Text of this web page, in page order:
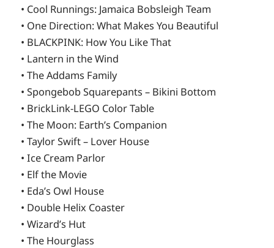
• Cool Runnings: Jamaica Bobsleigh Team
• One Direction: What Makes You Beautiful
• BLACKPINK: How You Like That
• Lantern in the Wind
• The Addams Family
• Spongebob Squarepants – Bikini Bottom
• BrickLink-LEGO Color Table
• The Moon: Earth’s Companion
• Taylor Swift – Lover House
• Ice Cream Parlor
• Elf the Movie
• Eda’s Owl House
• Double Helix Coaster
• Wizard’s Hut
• The Hourglass